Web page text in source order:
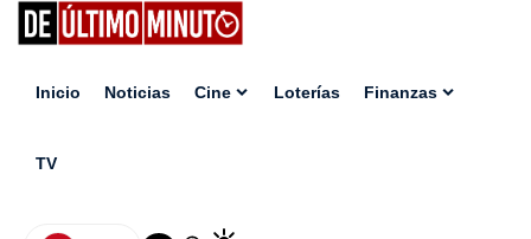
Inicio Noticias Cine Loterías Finanzas
TV